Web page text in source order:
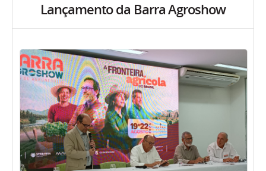
Lançamento da Barra Agroshow